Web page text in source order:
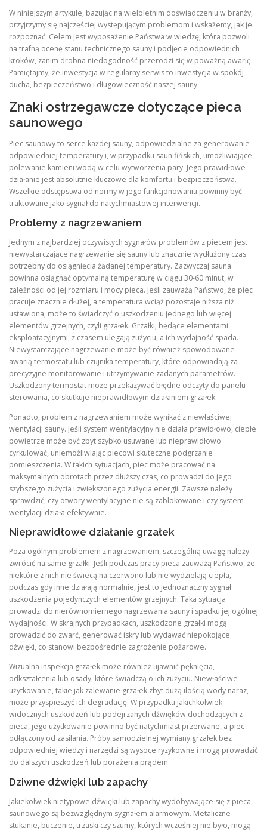
W niniejszym artykule, bazując na wieloletnim doświadczeniu w branży,
przyjrzymy się najczęściej występującym problemom i wskażemy, jak je
rozpoznać. Celem jest wyposażenie Państwa w wiedzę, która pozwoli
na trafną ocenę stanu technicznego sauny i podjęcie odpowiednich
kroków, zanim drobna niedogodność przerodzi się w poważną awarię.
Pamiętajmy, że inwestycja w regularny serwis to inwestycja w spokój
ducha, bezpieczeństwo i długowieczność naszej sauny.
Znaki ostrzegawcze dotyczące pieca
saunowego
Piec saunowy to serce każdej sauny, odpowiedzialne za generowanie
odpowiedniej temperatury i, w przypadku saun fińskich, umożliwiające
polewanie kamieni wodą w celu wytworzenia pary. Jego prawidłowe
działanie jest absolutnie kluczowe dla komfortu i bezpieczeństwa.
Wszelkie odstępstwa od normy w jego funkcjonowaniu powinny być
traktowane jako sygnał do natychmiastowej interwencji.
Problemy z nagrzewaniem
Jednym z najbardziej oczywistych sygnałów problemów z piecem jest
niewystarczające nagrzewanie się sauny lub znacznie wydłużony czas
potrzebny do osiągnięcia żądanej temperatury. Zazwyczaj sauna
powinna osiągnąć optymalną temperaturę w ciągu 30-60 minut, w
zależności od jej rozmiaru i mocy pieca. Jeśli zauważą Państwo, że piec
pracuje znacznie dłużej, a temperatura wciąż pozostaje niższa niż
ustawiona, może to świadczyć o uszkodzeniu jednego lub więcej
elementów grzejnych, czyli grzałek. Grzałki, będące elementami
eksploatacyjnymi, z czasem ulegają zużyciu, a ich wydajność spada.
Niewystarczające nagrzewanie może być również spowodowane
awarią termostatu lub czujnika temperatury, które odpowiadają za
precyzyjne monitorowanie i utrzymywanie zadanych parametrów.
Uszkodzony termostat może przekazywać błędne odczyty do panelu
sterowania, co skutkuje nieprawidłowym działaniem grzałek.
Ponadto, problem z nagrzewaniem może wynikać z niewłaściwej
wentylacji sauny. Jeśli system wentylacyjny nie działa prawidłowo, ciepłe
powietrze może być zbyt szybko usuwane lub nieprawidłowo
cyrkulować, uniemożliwiając piecowi skuteczne podgrzanie
pomieszczenia. W takich sytuacjach, piec może pracować na
maksymalnych obrotach przez dłuższy czas, co prowadzi do jego
szybszego zużycia i zwiększonego zużycia energii. Zawsze należy
sprawdzić, czy otwory wentylacyjne nie są zablokowane i czy system
wentylacji działa efektywnie.
Nieprawidłowe działanie grzałek
Poza ogólnym problemem z nagrzewaniem, szczególną uwagę należy
zwrócić na same grzałki. Jeśli podczas pracy pieca zauważą Państwo, że
niektóre z nich nie świecą na czerwono lub nie wydzielają ciepła,
podczas gdy inne działają normalnie, jest to jednoznaczny sygnał
uszkodzenia pojedynczych elementów grzejnych. Taka sytuacja
prowadzi do nierównomiernego nagrzewania sauny i spadku jej ogólnej
wydajności. W skrajnych przypadkach, uszkodzone grzałki mogą
prowadzić do zwarć, generować iskry lub wydawać niepokojące
dźwięki, co stanowi bezpośrednie zagrożenie pożarowe.
Wizualna inspekcja grzałek może również ujawnić pęknięcia,
odkształcenia lub osady, które świadczą o ich zużyciu. Niewłaściwe
użytkowanie, takie jak zalewanie grzałek zbyt dużą ilością wody naraz,
może przyspieszyć ich degradację. W przypadku jakichkolwiek
widocznych uszkodzeń lub podejrzanych dźwięków dochodzących z
pieca, jego użytkowanie powinno być natychmiast przerwane, a piec
odłączony od zasilania. Próby samodzielnej wymiany grzałek bez
odpowiedniej wiedzy i narzędzi są wysoce ryzykowne i mogą prowadzić
do dalszych uszkodzeń lub porażenia prądem.
Dziwne dźwięki lub zapachy
Jakiekolwiek nietypowe dźwięki lub zapachy wydobywające się z pieca
saunowego są bezwzględnym sygnałem alarmowym. Metaliczne
stukanie, buczenie, trzaski czy szumy, których wcześniej nie było, mogą